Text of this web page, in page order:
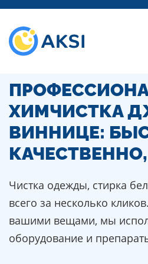
ХИМЧИСТКА
ВИННИЦЕ:
Чистка одежды, стирка
всего за несколько
вашими вещами, мы
оборудование и